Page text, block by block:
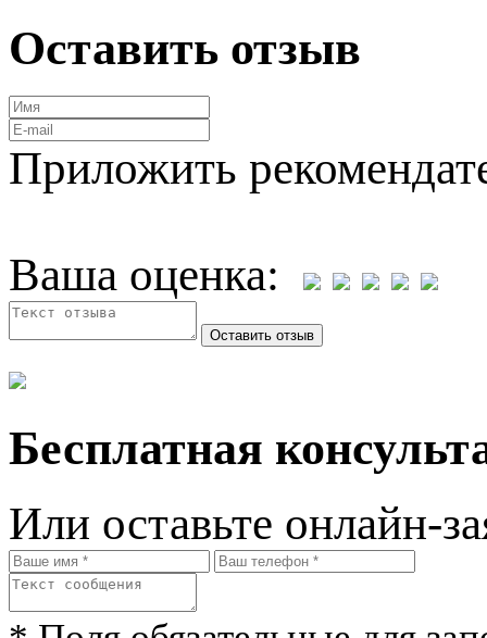
Оставить отзыв
Приложить
Ваша оценка:
Бесплатная
Или оставьте онлайн-